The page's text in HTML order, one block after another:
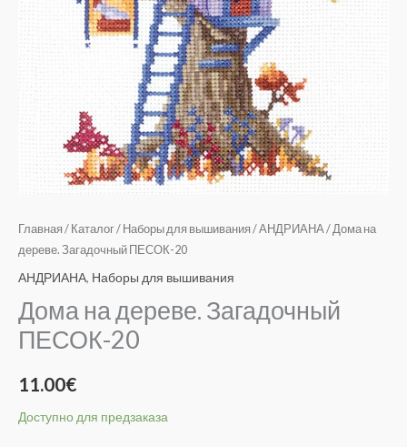
Главная / Каталог/ Наборы для вышивания /АНДРИАНА / Дома на
дереве. Загадочный ПЕСОК-20
АНДРИАНА, Наборы для вышивания
Дома на дереве. Загадочный
ПЕСОК-20
11.00€
Доступно для предзаказа